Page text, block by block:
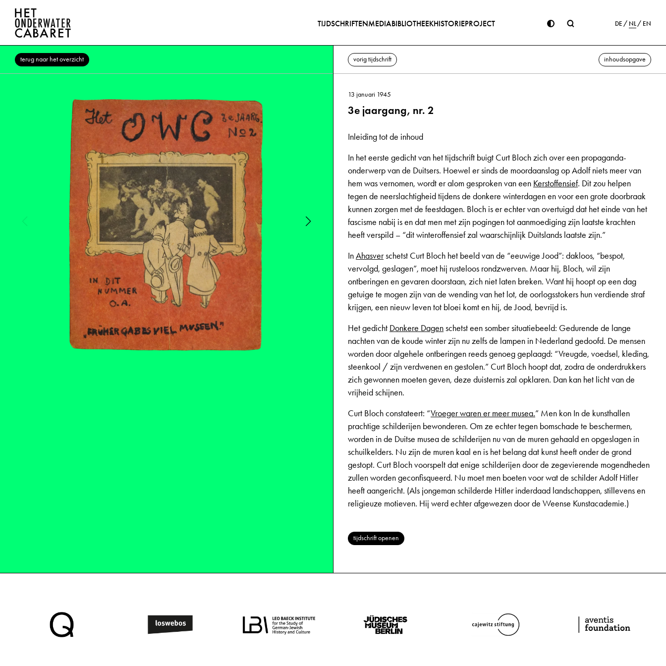
TIJDSCHRIFTENMEDIABIBLIOTHEEKHISTORIEPROJECT DE NL EN
terug naar het overzicht vorig tijdschrift inhoudsopgave
13 januari 1945
3e jaargang, nr. 2
Inleiding tot de inhoud
In het eerste gedicht van het tijdschrift buigt Curt Bloch zich over een propaganda-
onderwerp van de Duitsers. Hoewel er sinds de moordaanslag op Adolf niets meer van
hem was vernomen, wordt er alom gesproken van een Kerstoffensief. Dit zou helpen
tegen de neerslachtigheid tijdens de donkere winterdagen en voor een grote doorbraak
kunnen zorgen met de feestdagen. Bloch is er echter van overtuigd dat het einde van het
fascisme nabij is en dat men met zijn pogingen tot aanmoediging zijn laatste krachten
heeft verspild – “dit winteroffensief zal waarschijnlijk Duitslands laatste zijn.”
InAhasverschetst Curt Bloch het beeld van de “eeuwige Jood”: dakloos, “bespot,
vervolgd, geslagen”, moet hij rusteloos rondzwerven. Maar hij, Bloch, wil zijn
ontberingen en gevaren doorstaan, zich niet laten breken. Want hij hoopt op een dag
getuige te mogen zijn van de wending van het lot, de oorlogsstokers hun verdiende straf
krijgen, een nieuw leven tot bloei komt en hij, de Jood, bevrijd is.
Het gedicht Donkere Dagenschetst een somber situatiebeeld: Gedurende de lange
nachten van de koude winter zijn nu zelfs de lampen in Nederland gedoofd. De mensen
worden door algehele ontberingen reeds genoeg geplaagd: “Vreugde, voedsel, kleding,
steenkool / zijn verdwenen en gestolen.” Curt Bloch hoopt dat, zodra de onderdrukkers
zich gewonnen moeten geven, deze duisternis zal opklaren. Dan kan het licht van de
vrijheid schijnen.
Curt Bloch constateert: “Vroeger waren er meer musea.” Men kon In de kunsthallen
prachtige schilderijen bewonderen. Om ze echter tegen bomschade te beschermen,
worden in de Duitse musea de schilderijen nu van de muren gehaald en opgeslagen in
schuilkelders. Nu zijn de muren kaal en is het belang dat kunst heeft onder de grond
gestopt. Curt Bloch voorspelt dat enige schilderijen door de zegevierende mogendheden
zullen worden geconfisqueerd. Nu moet men boeten voor wat de schilder Adolf Hitler
heeft aangericht. (Als jongeman schilderde Hitler inderdaad landschappen, stillevens en
religieuze motieven. Hij werd echter afgewezen door de Weense Kunstacademie.)
tijdschrift openen